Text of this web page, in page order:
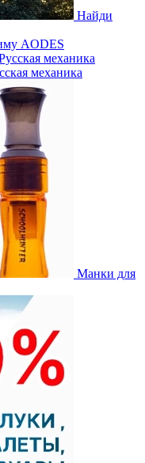
Найди
AODES
механика
Манки для